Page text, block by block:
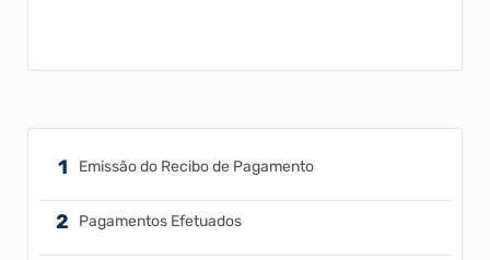
Emissão do Recibo de Pagamento
Pagamentos Efetuados